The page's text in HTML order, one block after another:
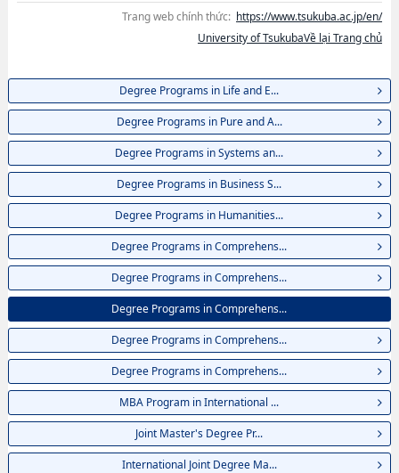
（Medical and Health Sciences）hoặcDegree Programs in
Comprehensive Human Sciences （Art and Sport, Interdisciplinary
Sciences）hoặcDegree Programs in Comprehensive Human Sciences
ScienceshoặcInternational Joint Degree Master's Program in Agro-
Biomedical Science in Food and HealthhoặcJoint Master's Program in
International Development and Peace through SporthoặcJoint Doctoral
Program in Advanced Physical Education and Sports for Higher
EducationhoặcSchool of Integrative and Global Majors（Ph.D. Program in
Humanics）, thông tin về từng khoa nghiên cứu, thông tin liên quan đến
thi tuyển như số lượng tuyển sinh, số lượng trúng tuyển, cở sở trang thiết
bị, hướng dẫn địa điểm v.v...
Trang web chính thức: https://www.tsukuba.ac.jp/en/
University of TsukubaVề lại Trang chủ
Degree Programs in Life and E...
Degree Programs in Pure and A...
Degree Programs in Systems an...
Degree Programs in Business S...
Degree Programs in Humanities...
Degree Programs in Comprehens...
Degree Programs in Comprehens...
Degree Programs in Comprehens...
Degree Programs in Comprehens...
Degree Programs in Comprehens...
MBA Program in International ...
Joint Master's Degree Pr...
International Joint Degree Ma...